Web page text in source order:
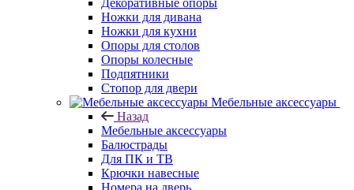
Декоративные опоры
Ножки для дивана
Ножки для кухни
Опоры для столов
Опоры колесные
Подпятники
Стопор для двери
Мебельные аксессуары
Назад
Мебельные аксессуары
Балюстрады
Для ПК и ТВ
Крючки навесные
Номера на дверь